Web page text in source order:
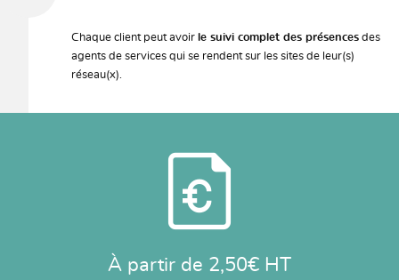
Chaque client peut avoir le suivi complet des présences des
agents de services qui se rendent sur les sites de leur(s)
réseau(x).
À partir de 2,50€ HT